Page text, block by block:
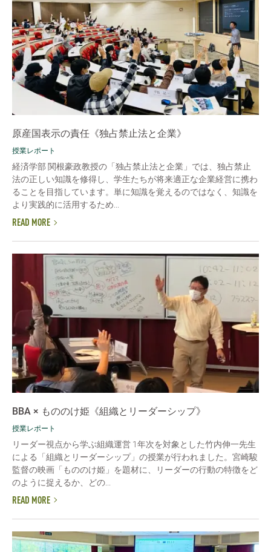
原産国表示の責任《独占禁止法と企業》
授業レポート
経済学部 関根豪政教授の「独占禁止法と企業」では、独占禁止
法の正しい知識を修得し、学生たちが将来適正な企業経営に携わ
ることを目指しています。単に知識を覚えるのではなく、知識を
より実践的に活用するため...
READ MORE
BBA × もののけ姫《組織とリーダーシップ》
授業レポート
リーダー視点から学ぶ組織運営 1年次を対象とした竹内伸一先生
による「組織とリーダーシップ」の授業が行われました。宮崎駿
監督の映画「もののけ姫」を題材に、リーダーの行動の特徴をど
のように捉えるか、どの...
READ MORE